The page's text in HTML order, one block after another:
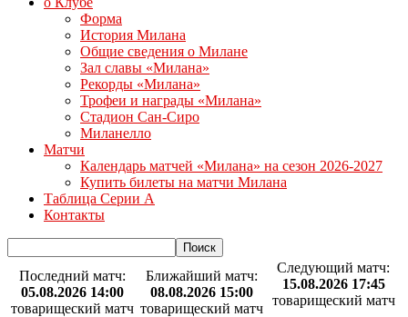
Форма
История Милана
Общие сведения о Милане
Зал славы «Милана»
Рекорды «Милана»
Трофеи и награды «Милана»
Стадион Сан-Сиро
Миланелло
Матчи
Календарь матчей «Милана» на сезон 2026-2027
Купить билеты на матчи Милана
Таблица Серии А
Контакты
Последний матч:
05.08.2026 14:00
товарищеский матч
Ближайший матч:
08.08.2026 15:00
товарищеский матч
Следующий матч:
15.08.2026 17:45
товарищеский матч